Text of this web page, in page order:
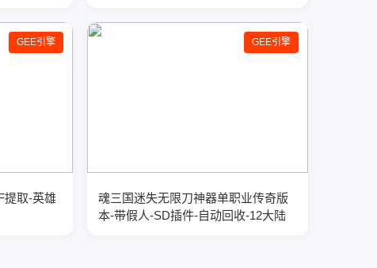
GEE引擎
提取-英雄
GEE引擎
魂三国迷失无限刀神器单职业传奇版
本-带假人-SD插件-自动回收-12大陆